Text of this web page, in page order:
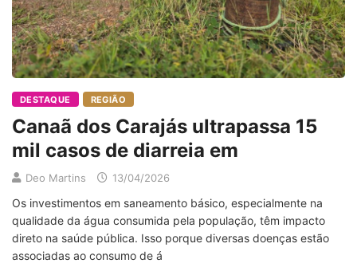
DESTAQUE REGIÃO
Canaã dos Carajás ultrapassa 15
mil casos de diarreia em
Deo Martins 13/04/2026
Os investimentos em saneamento básico, especialmente na
qualidade da água consumida pela população, têm impacto
direto na saúde pública. Isso porque diversas doenças estão
associadas ao consumo de á